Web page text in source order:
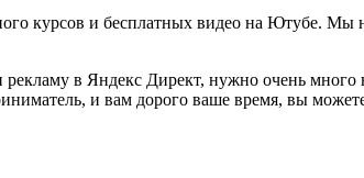
курсов и бесплатных видео на Ютубе. Мы
в Яндекс Директ, нужно очень
и вам дорого ваше время, вы